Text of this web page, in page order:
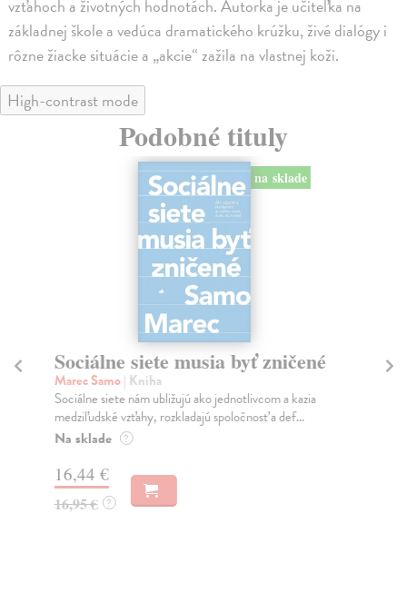
vzťahoch a životných hodnotách. Autorka je učiteľka na
základnej škole a vedúca dramatického krúžku, živé dialógy i
rôzne žiacke situácie a „akcie“ zažila na vlastnej koži.
High-contrast mode
Podobné tituly
na sklade
Sociálne siete musia byť zničené
Marec Samo| Kniha
Sociálne siete nám ubližujú ako jednotlivcom a kazia
medziľudské vzťahy, rozkladajú spoločnosť a def...
Na sklade ?
16,44 €
16,95 € ?